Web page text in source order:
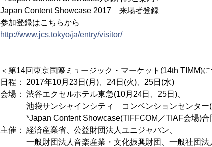
Japan Content Showcase 2017 来場者登録
参加登録はこちらから
http://www.jcs.tokyo/ja/entry/visitor/
＜第14回東京国際ミュージック・マーケット(14th TIMM)に
日程： 2017年10月23日(月)、24日(火)、25日(水)
会場： 渋谷エクセルホテル東急(10月24日、25日)、
池袋サンシャインシティ コンベンションセンター
*Japan Content Showcase(TIFFCOM／TIAF会場)合
主催： 経済産業省、公益財団法人ユニジャパン、
一般財団法人音楽産業・文化振興財団、一般社団法